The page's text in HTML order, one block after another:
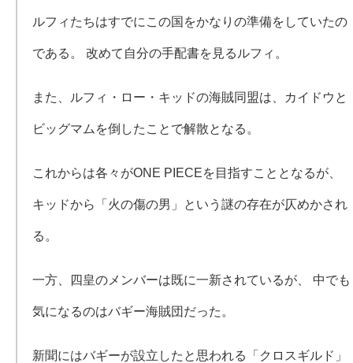
ルフィたちはすでにこの国をかなりの準備をしていたの
である。 改めて自分の手配書を見るルフィ。
また、ルフィ・ロー・キッドの海賊同盟は、カイドウと
ビッグマムを倒したことで解散となる。
これからは各々がONE PIECEを目指すこととなるが、
キッドから「火の傷の男」という謎の存在が仄めかされ
る。
一方、四皇のメンバーは既に一新されているが、 中でも
気になるのはバギー海賊団だった。
新聞にはバギーが設立したと思われる「クロスギルド」